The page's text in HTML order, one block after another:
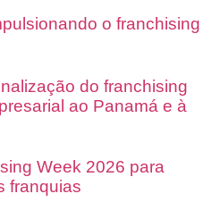
o franchising
do franchising
ao Panamá e à
Week 2026 para
franquias